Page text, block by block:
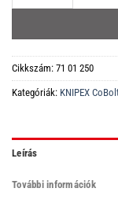
Cikkszám: 71 01 250
Kategóriák: KNIPEX
Leírás
További információk